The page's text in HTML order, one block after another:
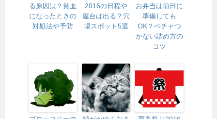
る原因は？貧血
になったときの
対処法や予防
2016の日程や
屋台は出る？穴
場スポット5選
お弁当は前日に
準備しても
OK？ベチャつ
かない詰め方の
コツ